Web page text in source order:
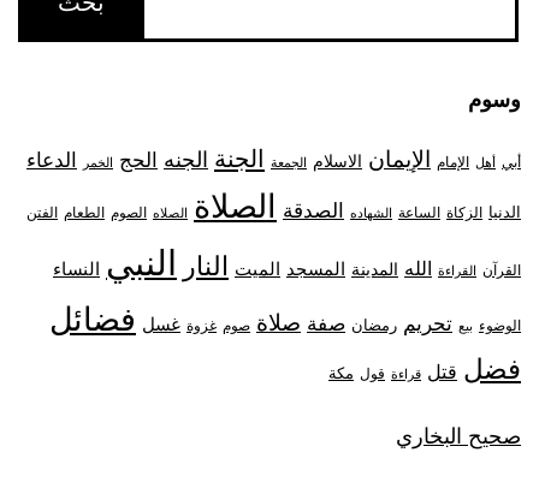
وسوم
أبي أهل الإمام الإيمان الاسلام الجمعة الجنة الجنه الحج الخمر الدعاء
الدنيا الزكاة الساعة الشهاده الصدقة الصلاة الصلاه الصوم الطعام الفتن
القرآن القراءة الله المدينة المسجد الميت النار النبي النساء
الوضوء بيع تحريم رمضان صفة صلاة صوم غزوة غسل فضائل
فضل قتل قراءة قول مكة
صحيح البخاري